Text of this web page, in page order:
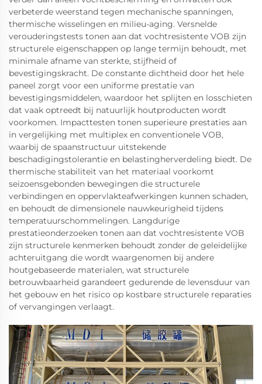
verbeterde weerstand tegen mechanische spanningen,
thermische wisselingen en milieu-aging. Versnelde
verouderingstests tonen aan dat vochtresistente VOB zijn
structurele eigenschappen op lange termijn behoudt, met
minimale afname van sterkte, stijfheid of
bevestigingskracht. De constante dichtheid door het hele
paneel zorgt voor een uniforme prestatie van
bevestigingsmiddelen, waardoor het splijten en losschieten
dat vaak optreedt bij natuurlijk houtproducten wordt
voorkomen. Impacttesten tonen superieure prestaties aan
in vergelijking met multiplex en conventionele VOB,
waarbij de spaanstructuur uitstekende
beschadigingstolerantie en belastingherverdeling biedt. De
thermische stabiliteit van het materiaal voorkomt
seizoensgebonden bewegingen die structurele
verbindingen en oppervlakteafwerkingen kunnen schaden,
en behoudt de dimensionele nauwkeurigheid tijdens
temperatuurschommelingen. Langdurige
prestatieonderzoeken tonen aan dat vochtresistente VOB
zijn structurele kenmerken behoudt zonder de geleidelijke
achteruitgang die wordt waargenomen bij andere
houtgebaseerde materialen, wat structurele
betrouwbaarheid garandeert gedurende de levensduur van
het gebouw en het risico op kostbare structurele reparaties
of vervangingen verlaagt.